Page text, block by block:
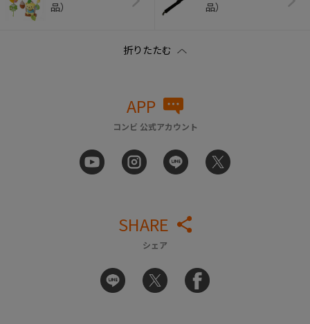
品）
品）
APP
コンビ 公式アカウント
SHARE
シェア